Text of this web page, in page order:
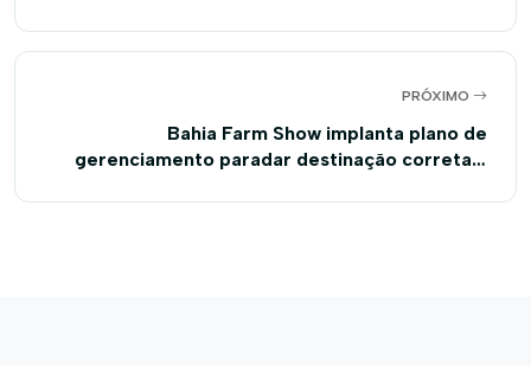
PRÓXIMO
Bahia Farm Show implanta plano de
gerenciamento paradar destinação correta a